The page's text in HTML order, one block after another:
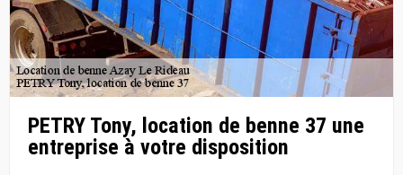
PETRY Tony, location de benne 37 une
entreprise à votre disposition